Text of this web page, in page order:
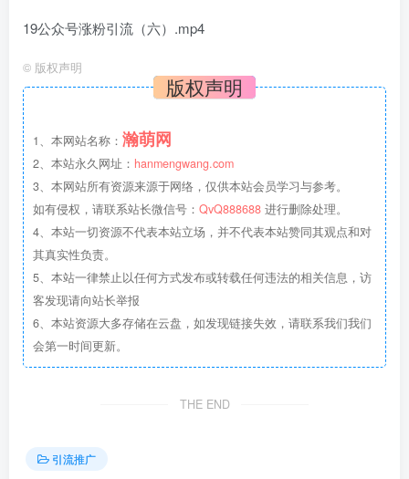
19公众号涨粉引流（六）.mp4
© 版权声明
版权声明
1、本网站名称： 瀚萌网
2、本站永久网址： hanmengwang.com
3、本网站所有资源来源于网络，仅供本站会员学习与参考。
如有侵权，请联系站长微信号： QvQ888688 进行删除处理。
4、本站一切资源不代表本站立场，并不代表本站赞同其观点和对
其真实性负责。
5、本站一律禁止以任何方式发布或转载任何违法的相关信息，访
客发现请向站长举报
6、本站资源大多存储在云盘，如发现链接失效，请联系我们我们
会第一时间更新。
THE END
引流推广